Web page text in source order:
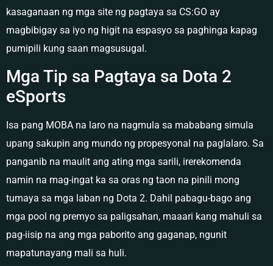
kasaganaan ng mga site ng pagtaya sa CS:GO ay
magbibigay sa iyo ng higit na espasyo sa paghinga kapag
pumipili kung saan magsusugal.
Mga Tip sa Pagtaya sa Dota 2
eSports
Isa pang MOBA na laro na nagmula sa mababang simula
upang sakupin ang mundo ng propesyonal na paglalaro. Sa
panganib na maulit ang ating mga sarili, irerekomenda
namin na mag-ingat ka sa oras ng taon na pinili mong
tumaya sa mga laban ng Dota 2. Dahil pabagu-bago ang
mga pool ng premyo sa paligsahan, maaari kang mahuli sa
pag-iisip na ang mga paborito ang gaganap, ngunit
mapatunayang mali sa huli.